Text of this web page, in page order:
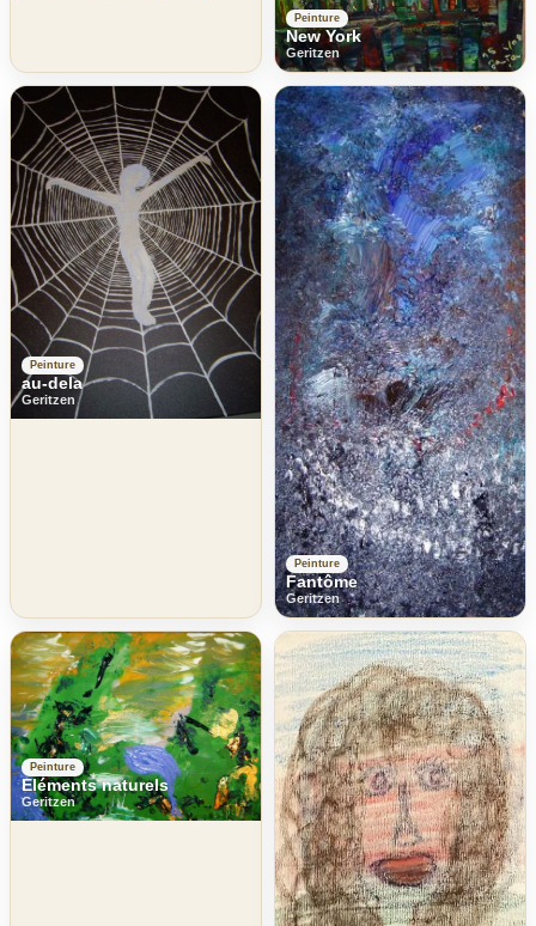
Peinture
New York
Geritzen
Peinture
au-dela
Geritzen
Peinture
Fantôme
Geritzen
Peinture
Eléments naturels
Geritzen